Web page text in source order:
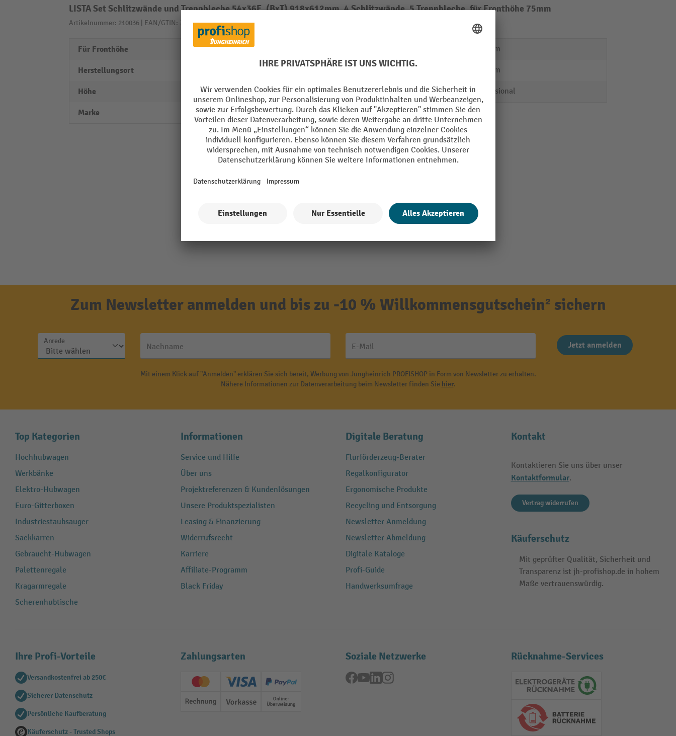
LISTA Set Schlitzwände und Trennbleche 54x36E, (BxT) 918x612mm, 4 Schlitzwände, 5 Trennbleche, für Fronthöhe 75mm
Artikelnummer: 210036 | EAN/GTIN: 7612269003529Aus der Kategorie:
Für Fronthöhe 75 mm
Herstellungsort
Höhe 50
Marke LISTA
918 mm
612 mm
Segment Professional
Zum Newsletter anmelden und bis zu -10 % Willkommensgutschein² sichern
Anrede
Nachname E-Mail Jetzt anmelden
Mit einem Klick auf "Anmelden" erklären Sie sich bereit, Werbung von Jungheinrich PROFISHOP in Form von Newsletter zu erhalten.
Nähere Informationen zur Datenverarbeitung beim Newsletter finden Sie hier.
Top Kategorien
Hochhubwagen
Werkbänke
Elektro-Hubwagen
Euro-Gitterboxen
Industriestaubsauger
Sackkarren
Gebraucht-Hubwagen
Palettenregale
Kragarmregale
Scherenhubtische
Informationen
Service und Hilfe
Über uns
Projektreferenzen & Kundenlösungen
Unsere Produktspezialisten
Leasing & Finanzierung
Widerrufsrecht
Karriere
Affiliate-Programm
Black Friday
Digitale Beratung
Flurförderzeug-Berater
Regalkonfigurator
Ergonomische Produkte
Recycling und Entsorgung
Newsletter Anmeldung
Newsletter Abmeldung
Digitale Kataloge
Profi-Guide
Handwerksumfrage
Kontakt
Kontaktieren Sie uns über unser
Kontaktformular.
Vertrag widerrufen
Käuferschutz
Mit geprüfter Qualität, Sicherheit und
Transparenz ist jh-profishop.de in hohem
Maße vertrauenswürdig.
Ihre Profi-Vorteile
Versandkostenfrei ab 250€
Sicherer Datenschutz
Persönliche Kaufberatung
Käuferschutz - Trusted Shops
Zahlungsarten
Creditcard (Master)Creditcard (Visa)
PayPal
Rechnung Vorkasse Online-Überweisung
Soziale Netzwerke
Facebook
YouTubeLinkedInInstagram
Rücknahme-Services
Elektrogeräte Rückname
Batterie Rückname